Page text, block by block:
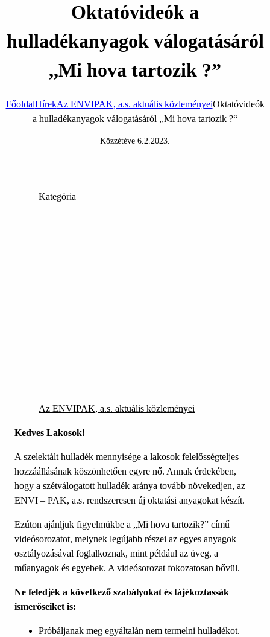
Oktatóvideók a
hulladékanyagok válogatásáról
,,Mi hova tartozik ?”
FőoldalHírekAz ENVIPAK, a.s. aktuális közleményeiOktatóvideók
a hulladékanyagok válogatásáról ,,Mi hova tartozik ?“
Közzétéve 6.2.2023.
Kategória
Az ENVIPAK, a.s. aktuális közleményei
Kedves Lakosok!
A szelektált hulladék mennyisége a lakosok felelősségteljes
hozzáállásának köszönhetően egyre nő. Annak érdekében,
hogy a szétválogatott hulladék aránya tovább növekedjen, az
ENVI – PAK, a.s. rendszeresen új oktatási anyagokat készít.
Ezúton ajánljuk figyelmükbe a „Mi hova tartozik?” című
videósorozatot, melynek legújabb részei az egyes anyagok
osztályozásával foglalkoznak, mint például az üveg, a
műanyagok és egyebek. A videósorozat fokozatosan bővül.
Ne feledjék a következő szabályokat és tájékoztassák
ismerőseiket is:
Próbáljanak meg egyáltalán nem termelni hulladékot.